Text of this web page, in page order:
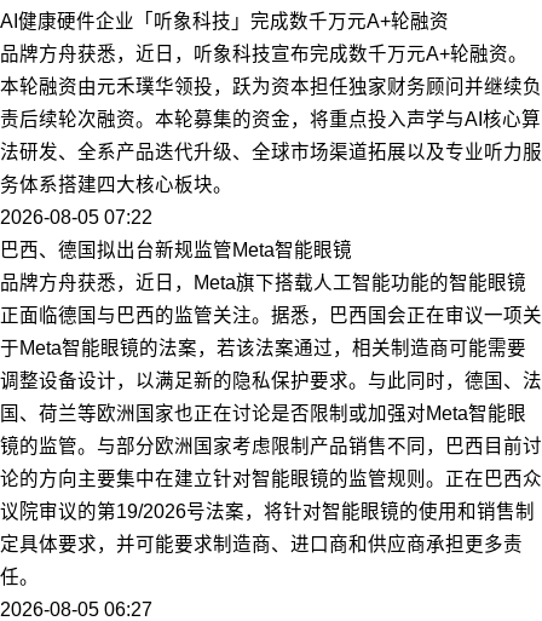
AI健康硬件企业「听象科技」完成数千万元A+轮融资
品牌方舟获悉，近日，听象科技宣布完成数千万元A+轮融资。
本轮融资由元禾璞华领投，跃为资本担任独家财务顾问并继续负
责后续轮次融资。本轮募集的资金，将重点投入声学与AI核心算
法研发、全系产品迭代升级、全球市场渠道拓展以及专业听力服
务体系搭建四大核心板块。
2026-08-05 07:22
巴西、德国拟出台新规监管Meta智能眼镜
品牌方舟获悉，近日，Meta旗下搭载人工智能功能的智能眼镜
正面临德国与巴西的监管关注。据悉，巴西国会正在审议一项关
于Meta智能眼镜的法案，若该法案通过，相关制造商可能需要
调整设备设计，以满足新的隐私保护要求。与此同时，德国、法
国、荷兰等欧洲国家也正在讨论是否限制或加强对Meta智能眼
镜的监管。与部分欧洲国家考虑限制产品销售不同，巴西目前讨
论的方向主要集中在建立针对智能眼镜的监管规则。正在巴西众
议院审议的第19/2026号法案，将针对智能眼镜的使用和销售制
定具体要求，并可能要求制造商、进口商和供应商承担更多责
任。
2026-08-05 06:27